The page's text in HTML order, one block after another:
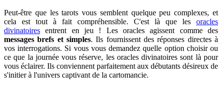
Peut-être que les tarots vous semblent quelque peu complexes, et
cela est tout à fait compréhensible. C'est là que les oracles
divinatoires entrent en jeu ! Les oracles agissent comme des
messages brefs et simples. Ils fournissent des réponses directes à
vos interrogations. Si vous vous demandez quelle option choisir ou
ce que la journée vous réserve, les oracles divinatoires sont là pour
vous éclairer. Ils conviennent parfaitement aux débutants désireux de
s'initier à l'univers captivant de la cartomancie.